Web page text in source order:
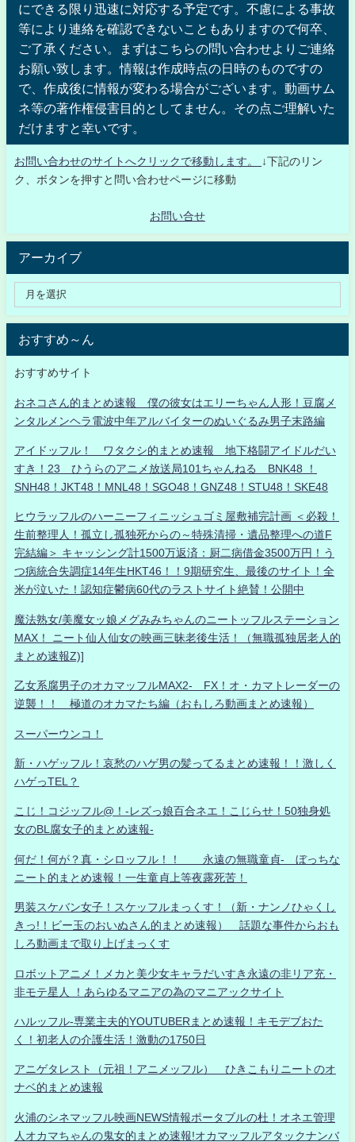
にできる限り迅速に対応する予定です。不慮による事故
等により連絡を確認できないこともありますので何卒、
ご了承ください。まずはこちらの問い合わせよりご連絡
お願い致します。情報は作成時点の日時のものですの
で、作成後に情報が変わる場合がございます。動画サム
ネ等の著作権侵害目的としてません。その点ご理解いた
だけますと幸いです。
お問い合わせのサイトへクリックで移動します。
↓下記のリン
ク、ボタンを押すと問い合わせページに移動
お問い合せ
アーカイブ
おすすめ～ん
おすすめサイト
おネコさん的まとめ速報 僕の彼女はエリーちゃん人形！豆腐メ
ンタルメンヘラ電波中年アルバイターのぬいぐるみ男子末路編
アイドッフル！ ワタクシ的まとめ速報 地下格闘アイドルだい
すき！23 ひうらのアニメ放送局101ちゃんねる BNK48 ！
SNH48！JKT48！MNL48！SGO48！GNZ48！STU48！SKE48
ヒウラッフルのハーニーフィニッシュゴミ屋敷補完計画 ＜必殺！
生前整理人！孤立し孤独死からの～特殊清掃・遺品整理への道F
完結編＞ キャッシング計1500万返済：厨二病借金3500万円！う
つ病統合失調症14年生HKT46！！9期研究生、最後のサイト！全
米が泣いた！認知症鬱病60代のラストサイト絶賛！公開中
魔法熟女/美魔女ッ娘メグみみちゃんのニートッフルステーション
MAX！ ニート仙人仙女の映画三昧老後生活！（無職孤独居老人的
まとめ速報Z)]
乙女系腐男子のオカマッフルMAX2- FX！オ・カマトレーダーの
逆襲！！ 極道のオカマたち編（おもしろ動画まとめ速報）
スーパーウンコ！
新・ハゲッフル！哀愁のハゲ男の髪ってるまとめ速報！！激しく
ハゲっTEL？
こじ！コジッフル@！-レズっ娘百合ネエ！こじらせ！50独身処
女のBL腐女子的まとめ速報-
何だ！何が？真・シロッフル！！ 永遠の無職童貞- ぼっちな
ニート的まとめ速報！一生童貞上等夜露死苦！
男装スケバン女子！スケッフルまっくす！（新・ナンノひゃくし
きっ!！ビー玉のおいぬさん的まとめ速報） 話題な事件からおも
しろ動画まで取り上げまっくす
ロボットアニメ！メカと美少女キャラだいすき永遠の非リア充・
非モテ星人 ！あらゆるマニアの為のマニアックサイト
ハルッフル-専業主夫的YOUTUBERまとめ速報！キモデブおた
く！初老人の介護生活！激動の1750日
アニゲタレスト（元祖！アニメッフル） ひきこもりニートのオ
ナベ的まとめ速報
火浦のシネマッフル映画NEWS情報ポータブルの杜！オネエ管理
人オカマちゃんの鬼女的まとめ速報!オカマッフルアタックナンバ